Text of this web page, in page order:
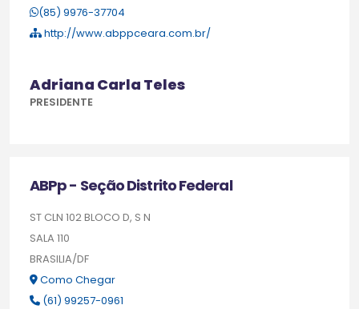
(85) 9976-37704
http://www.abppceara.com.br/
Adriana Carla Teles
PRESIDENTE
ABPp - Seção Distrito Federal
ST CLN 102 BLOCO D, S N
SALA 110
BRASILIA/DF
Como Chegar
(61) 99257-0961